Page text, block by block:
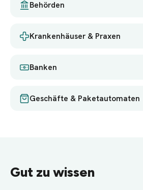
Behörden
Krankenhäuser & Praxen
Banken
Geschäfte & Paketautomaten
Gut zu wissen